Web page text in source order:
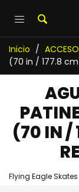
Inicio /
(70 in / 177.8
(70 IN /
Flying Eagle Skates